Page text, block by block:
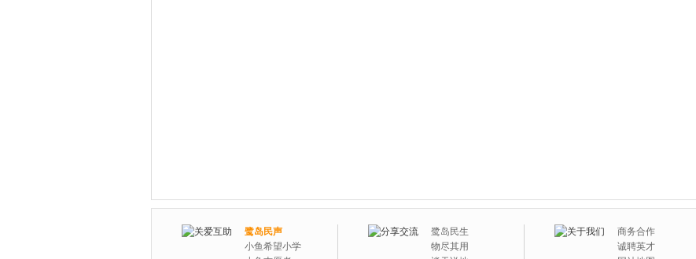
鹭岛民声
小鱼希望小学
鹭岛民生
物尽其用
商务合作
诚聘英才